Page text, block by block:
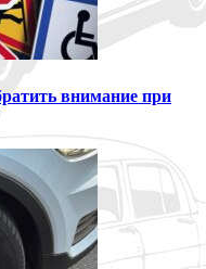
внимание при